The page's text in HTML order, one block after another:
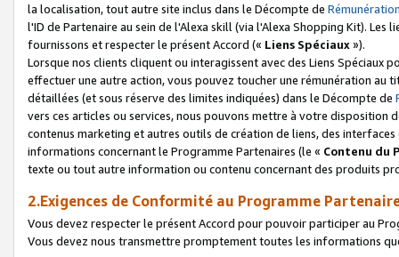
la localisation, tout autre site inclus dans le Décompte de
l'ID de Partenaire au sein de l'Alexa skill (via l'Alexa Shopping Kit).
fournissons et respecter le présent Accord (« Liens Spéciaux»).
Lorsque nos clients cliquent ou interagissent avec des Liens Spéciaux
effectuer une autre action, vous pouvez toucher une rémunération
détaillées (et sous réserve des limites indiquées) dans le Décompte de
vers ces articles ou services, nous pouvons mettre à votre disposition
contenus marketing et autres outils de création de liens, des
informations concernant le Programme Partenaires (le « Contenu du
texte ou tout autre information ou contenu concernant des produits
2.Exigences de Conformité au Programme
Vous devez respecter le présent Accord pour pouvoir participer au
Vous devez nous transmettre promptement toutes les informations